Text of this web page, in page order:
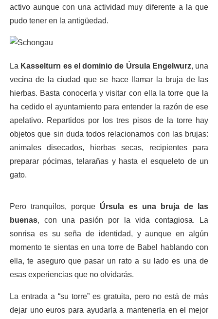
activo aunque con una actividad muy diferente a la que
pudo tener en la antigüedad.
La Kasselturn es el dominio de Úrsula Engelwurz, una
vecina de la ciudad que se hace llamar la bruja de las
hierbas. Basta conocerla y visitar con ella la torre que la
ha cedido el ayuntamiento para entender la razón de ese
apelativo. Repartidos por los tres pisos de la torre hay
objetos que sin duda todos relacionamos con las brujas:
animales disecados, hierbas secas, recipientes para
preparar pócimas, telarañas y hasta el esqueleto de un
gato.
Pero tranquilos, porque Úrsula es una bruja de las
buenas, con una pasión por la vida contagiosa. La
sonrisa es su seña de identidad, y aunque en algún
momento te sientas en una torre de Babel hablando con
ella, te aseguro que pasar un rato a su lado es una de
esas experiencias que no olvidarás.
La entrada a “su torre” es gratuita, pero no está de más
dejar uno euros para ayudarla a mantenerla en el mejor